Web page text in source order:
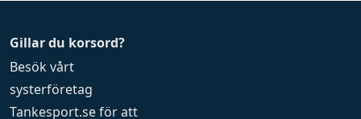
Gillar du korsord?
Besök vårt
systerföretag
Tankesport.seför att